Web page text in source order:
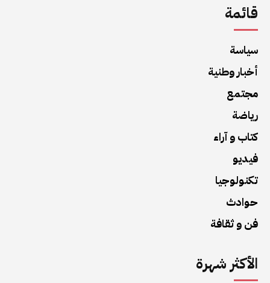
قائمة
سياسة
أخبار وطنية
مجتمع
رياضة
كتاب و آراء
فيديو
تكنولوجيا
حوادث
فن و ثقافة
الأكثر شهرة